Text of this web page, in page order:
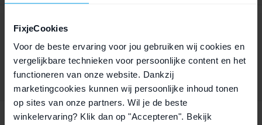
FixjeCookies
Voor de beste ervaring voor jou gebruiken wij cookies en
vergelijkbare technieken voor persoonlijke content en het
functioneren van onze website. Dankzij
marketingcookies kunnen wij persoonlijke inhoud tonen
op sites van onze partners. Wil je de beste
winkelervaring? Klik dan op "Accepteren". Bekijk
Metal (1 gram)
Thermal Grizzly|1 gram
Tijdelijk uitverkocht
€19,95